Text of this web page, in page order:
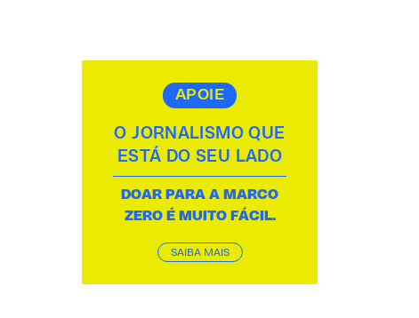
APOIE
O JORNALISMO QUE
ESTÁ DO SEU LADO
DOAR PARA A MARCO
ZERO É MUITO FÁCIL.
SAIBA MAIS